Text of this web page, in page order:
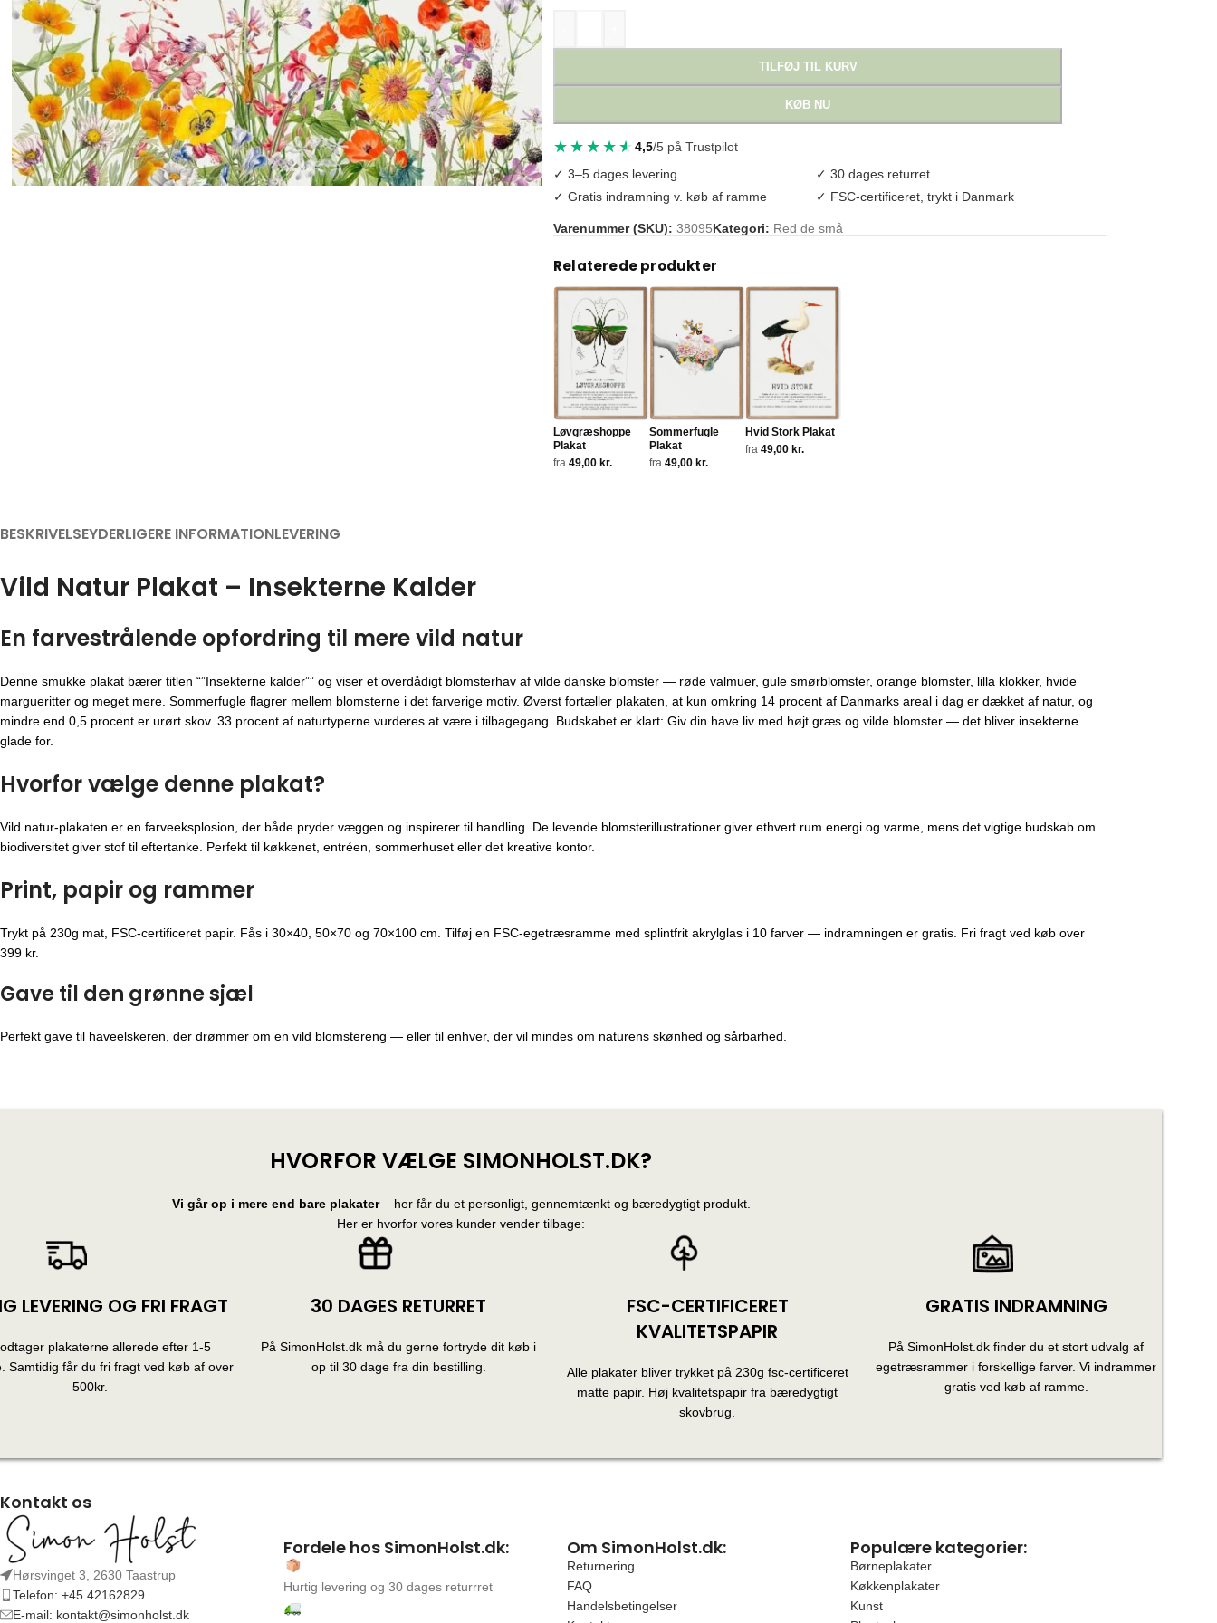
TILFØJ TIL KURV
KØB NU
4,5/5 på Trustpilot
✓ 3–5 dages levering
✓ 30 dages returret
✓ Gratis indramning v. køb af ramme
✓ FSC-certificeret, trykt i Danmark
Varenummer (SKU): 38095Kategori: Red de små
Tags: biodiversitet, haveplakat, insekter, miljø, naturplakat, valmuer, vild natur, vilde blomster
Relaterede produkter
Løvgræshoppe
Plakat
fra 49,00 kr.
Sommerfugle
Plakat
fra 49,00 kr.
Hvid Stork Plakat
fra 49,00 kr.
BESKRIVELSEYDERLIGERE INFORMATIONLEVERING
Vild Natur Plakat – Insekterne Kalder
En farvestrålende opfordring til mere vild natur
Denne smukke plakat bærer titlen “”Insekterne kalder”” og viser et overdådigt blomsterhav af vilde danske blomster — røde valmuer, gule smørblomster, orange blomster, lilla klokker, hvide
margueritter og meget mere. Sommerfugle flagrer mellem blomsterne i det farverige motiv. Øverst fortæller plakaten, at kun omkring 14 procent af Danmarks areal i dag er dækket af natur, og
mindre end 0,5 procent er urørt skov. 33 procent af naturtyperne vurderes at være i tilbagegang. Budskabet er klart: Giv din have liv med højt græs og vilde blomster — det bliver insekterne
glade for.
Hvorfor vælge denne plakat?
Vild natur-plakaten er en farveeksplosion, der både pryder væggen og inspirerer til handling. De levende blomsterillustrationer giver ethvert rum energi og varme, mens det vigtige budskab om
biodiversitet giver stof til eftertanke. Perfekt til køkkenet, entréen, sommerhuset eller det kreative kontor.
Print, papir og rammer
Trykt på 230g mat, FSC-certificeret papir. Fås i 30×40, 50×70 og 70×100 cm. Tilføj en FSC-egetræsramme med splintfrit akrylglas i 10 farver — indramningen er gratis. Fri fragt ved køb over
399 kr.
Gave til den grønne sjæl
Perfekt gave til haveelskeren, der drømmer om en vild blomstereng — eller til enhver, der vil mindes om naturens skønhed og sårbarhed.
HVORFOR VÆLGE SIMONHOLST.DK?
Vi går op i mere end bare plakater– her får du et personligt, gennemtænkt og bæredygtigt produkt.
Her er hvorfor vores kunder vender tilbage:
LEVERING OG FRI FRAGT
plakaterne allerede efter 1-5
Samtidig får du fri fragt ved køb af over
500kr.
30 DAGES RETURRET
På SimonHolst.dk må du gerne fortryde dit køb i
op til 30 dage fra din bestilling.
FSC-CERTIFICERET
KVALITETSPAPIR
Alle plakater bliver trykket på 230g fsc-certificeret
matte papir. Høj kvalitetspapir fra bæredygtigt
skovbrug.
GRATIS INDRAMNING
På SimonHolst.dk finder du et stort udvalg af
egetræsrammer i forskellige farver. Vi indrammer
gratis ved køb af ramme.
Kontakt os
Hørsvinget 3, 2630 Taastrup
Telefon: +45 42162829
E-mail: kontakt@simonholst.dk
Fordele hos SimonHolst.dk:
Hurtig levering og 30 dages returrret
Om SimonHolst.dk:
Returnering
FAQ
Handelsbetingelser
Populære kategorier:
Børneplakater
Køkkenplakater
Kunst